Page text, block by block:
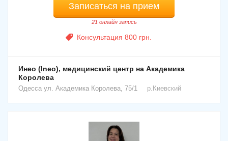
Записаться на прием
21 онлайн запись
Консультация 800 грн.
Инео (Ineo), медицинский центр на Академика
Королева
Одесса ул. Академика Королева, 75/1 р.Киевский